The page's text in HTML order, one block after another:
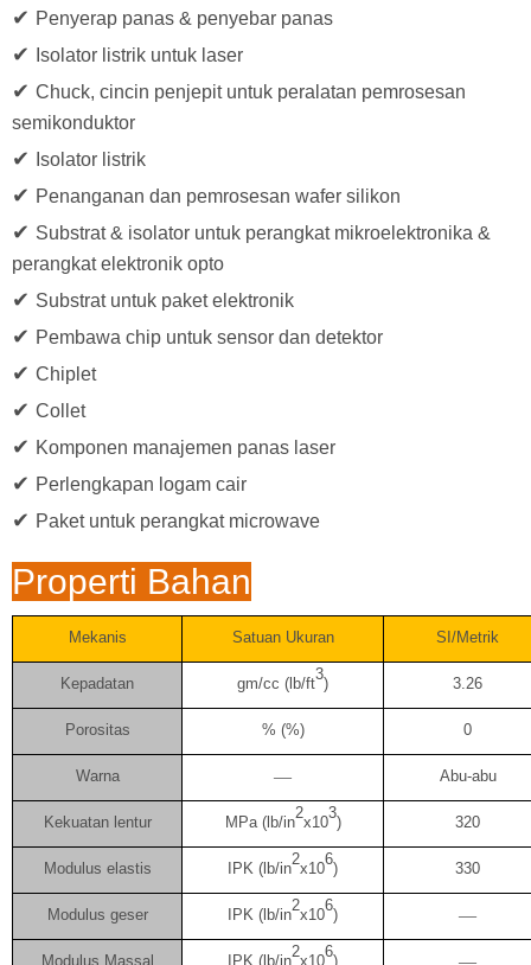
✔ Penyerap panas & penyebar panas
✔ Isolator listrik untuk laser
✔ Chuck, cincin penjepit untuk peralatan pemrosesan
semikonduktor
✔ Isolator listrik
✔ Penanganan dan pemrosesan wafer silikon
✔ Substrat & isolator untuk perangkat mikroelektronika &
perangkat elektronik opto
✔ Substrat untuk paket elektronik
✔ Pembawa chip untuk sensor dan detektor
✔ Chiplet
✔ Collet
✔ Komponen manajemen panas laser
✔ Perlengkapan logam cair
✔ Paket untuk perangkat microwave
Properti Bahan
Mekanis Satuan Ukuran SI/Metrik
Kepadatan gm/cc (lb/ft
3
) 3.26
Porositas % (%) 0
Warna — Abu-abu
Kekuatan lentur MPa (lb/in
2
x10
3
) 320
Modulus elastis IPK (lb/in
2
x10
6
) 330
Modulus geser IPK (lb/in
2
x10
6
) —
Modulus Massal IPK (lb/in
2
x10
6
)